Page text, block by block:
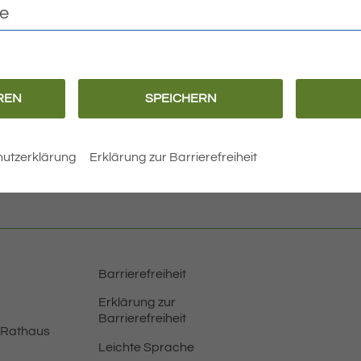
BEITRÄGE
Barrierefreiheit
Erklärung zur
Barrierefreiheit
Leichte Sprache
SPEICHERN
Erklärung zur Barrierefreiheit